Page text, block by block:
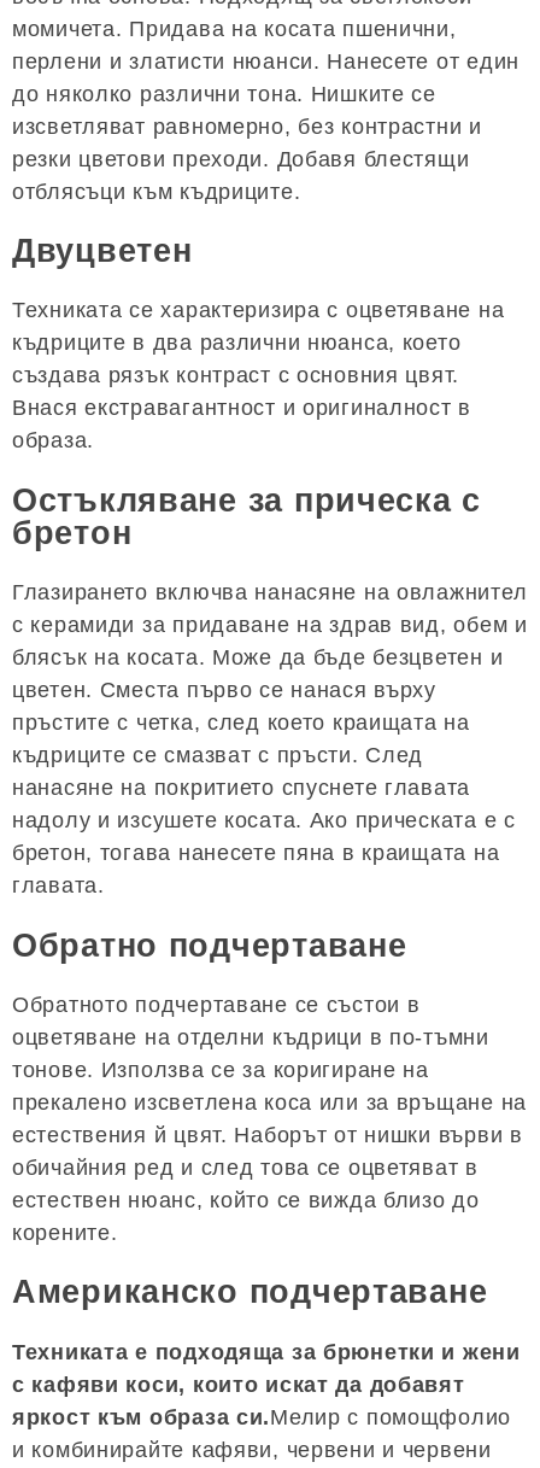
момичета. Придава на косата пшенични,
перлени и златисти нюанси. Нанесете от един
до няколко различни тона. Нишките се
изсветляват равномерно, без контрастни и
резки цветови преходи. Добавя блестящи
отблясъци към къдриците.
Двуцветен
Техниката се характеризира с оцветяване на
къдриците в два различни нюанса, което
създава рязък контраст с основния цвят.
Внася екстравагантност и оригиналност в
образа.
Остъкляване за прическа с
бретон
Глазирането включва нанасяне на овлажнител
с керамиди за придаване на здрав вид, обем и
блясък на косата. Може да бъде безцветен и
цветен. Сместа първо се нанася върху
пръстите с четка, след което краищата на
къдриците се смазват с пръсти. След
нанасяне на покритието спуснете главата
надолу и изсушете косата. Ако прическата е с
бретон, тогава нанесете пяна в краищата на
главата.
Обратно подчертаване
Обратното подчертаване се състои в
оцветяване на отделни къдрици в по-тъмни
тонове. Използва се за коригиране на
прекалено изсветлена коса или за връщане на
естествения й цвят. Наборът от нишки върви в
обичайния ред и след това се оцветяват в
естествен нюанс, който се вижда близо до
корените.
Американско подчертаване
Техниката е подходяща за брюнетки и жени
с кафяви коси, които искат да добавят
яркост към образа си.Мелир с помощфолио
и комбинирайте кафяви, червени и червени